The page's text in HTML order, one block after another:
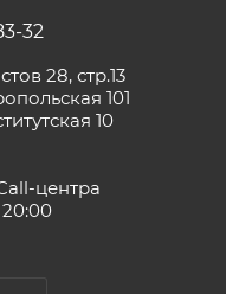
32
28, стр.13
101
10
центра